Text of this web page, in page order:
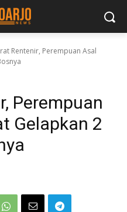
Rentenir, Perempuan Asal
Perempuan
Gelapkan 2